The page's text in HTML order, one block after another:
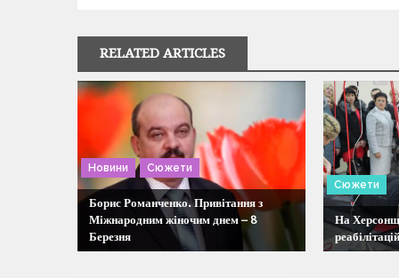
г
а
ц
і
я
з
RELATED ARTICLES
Новини Сюжети
Борис Романченко. Привітання з
Міжнародним жіночим днем – 8
Березня
Сюжети
На